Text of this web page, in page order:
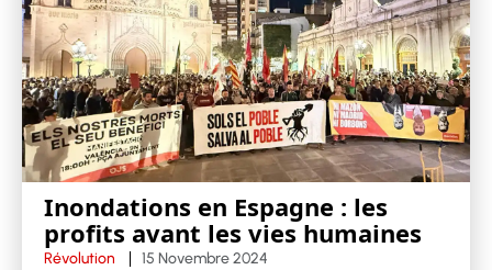
Inondations en Espagne : les
profits avant les vies humaines
Révolution 15 Novembre 2024